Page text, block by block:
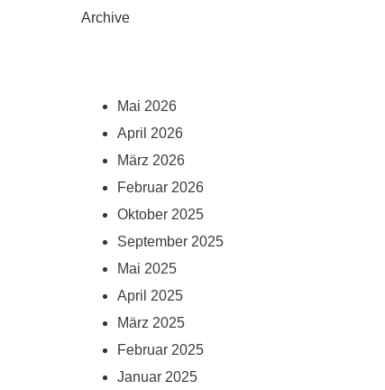
Archive
Mai 2026
April 2026
März 2026
Februar 2026
Oktober 2025
September 2025
Mai 2025
April 2025
März 2025
Februar 2025
Januar 2025